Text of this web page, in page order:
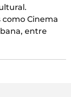
como Cinema
entre